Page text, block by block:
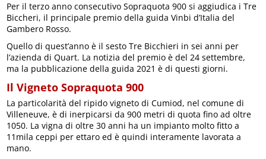
Per il terzo anno consecutivo Sopraquota 900 si aggiudica i Tre
Biccheri, il principale premio della guida Vinbi d’Italia del
Gambero Rosso.
Quello di quest’anno è il sesto Tre Bicchieri in sei anni per
l’azienda di Quart. La notizia del premio è del 24 settembre,
ma la pubblicazione della guida 2021 è di questi giorni.
Il Vigneto Sopraquota 900
La particolarità del ripido vigneto di Cumiod, nel comune di
Villeneuve, è di inerpicarsi da 900 metri di quota fino ad oltre
1050. La vigna di oltre 30 anni ha un impianto molto fitto a
11mila ceppi per ettaro ed è quindi interamente lavorata a
mano.